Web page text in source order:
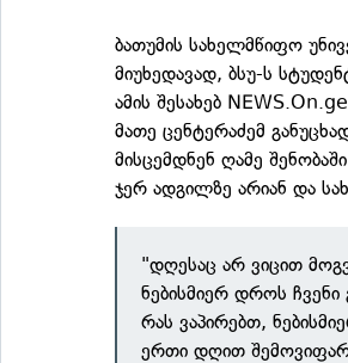
ბათუმის სახელმწიფო
მიუხედავად, ბსუ-ს
ამის შესახებ
მათე ცენტერაძემ
მისცემდნენ ღამე
ჯერ ადგილზე არიან და
"დღესაც არ ვიცით
ნებისმიერ დროს ჩვენი
რას ვაპირებთ,
ერთი დღით